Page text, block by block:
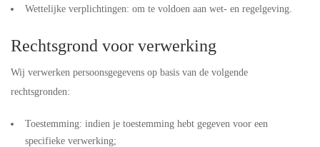
Wettelijke verplichtingen: om te voldoen aan wet- en regelgeving.
Rechtsgrond voor verwerking
Wij verwerken persoonsgegevens op basis van de volgende
rechtsgronden:
Toestemming: indien je toestemming hebt gegeven voor een
specifieke verwerking;